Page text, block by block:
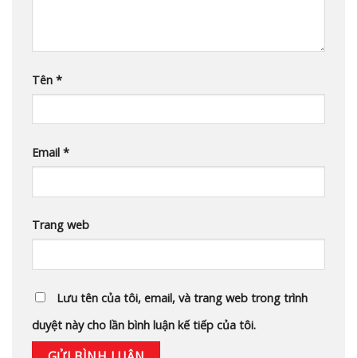
Tên *
Email *
Trang web
Lưu tên của tôi, email, và trang web trong trình
duyệt này cho lần bình luận kế tiếp của tôi.